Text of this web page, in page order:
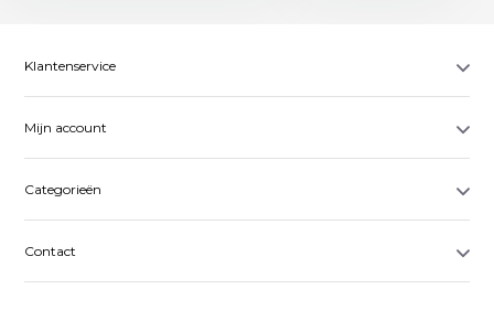
Klantenservice
Mijn account
Categorieën
Contact